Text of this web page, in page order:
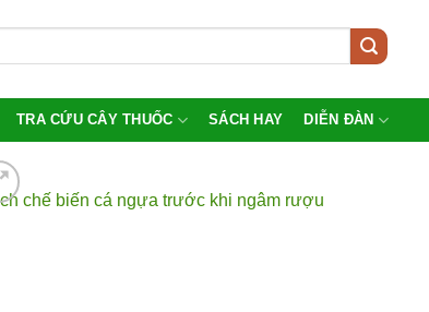
TRA CỨU CÂY THUỐC SÁCH HAY DIỄN ĐÀN